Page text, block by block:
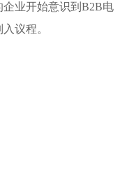
业开始意识到B2B电
议程。